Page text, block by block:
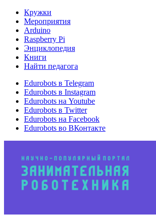
Кружки
Мероприятия
Arduino
Raspberry Pi
Энциклопедия
Книги
Найти педагога
Edurobots в Telegram
Edurobots в Instagram
Edurobots на Youtube
Edurobots в Twitter
Edurobots на Facebook
Edurobots во ВКонтакте